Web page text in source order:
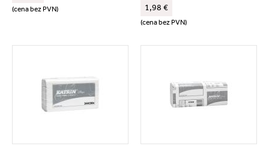
(cena bez PVN) 1,98 €
(cena bez PVN)